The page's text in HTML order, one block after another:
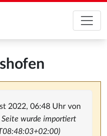
2022, 06:48 Uhr von
Seite wurde importiert